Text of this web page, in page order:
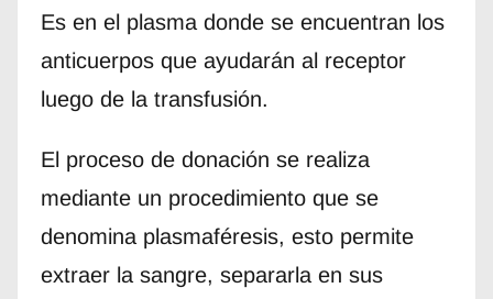
Es en el plasma donde se encuentran los
anticuerpos que ayudarán al receptor
luego de la transfusión.
El proceso de donación se realiza
mediante un procedimiento que se
denomina plasmaféresis, esto permite
extraer la sangre, separarla en sus